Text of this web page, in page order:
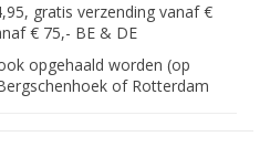
gratis verzending vanaf €
€ 75,- BE & DE
opgehaald worden (op
of Rotterdam